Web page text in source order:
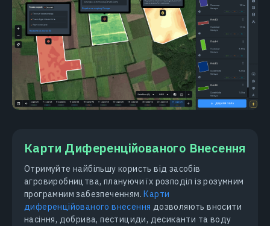
Карти Диференційованого Внесення
Отримуйте найбільшу користь від засобів
агровиробництва, плануючи їх розподіл із розумним
програмним забезпеченням. Карти
диференційованого внесення дозволяють вносити
насіння, добрива, пестициди, десиканти та воду